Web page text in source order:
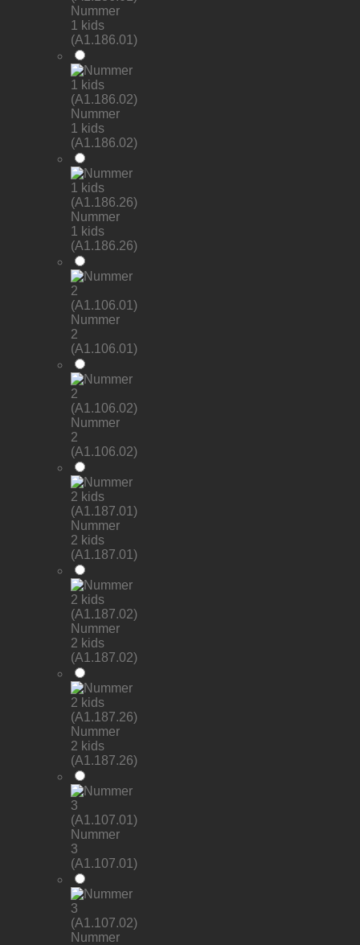
Nummer
1 kids
(A1.186.01)
Nummer
1 kids
(A1.186.02)
Nummer
1 kids
(A1.186.26)
Nummer
2
(A1.106.01)
Nummer
2
(A1.106.02)
Nummer
2 kids
(A1.187.01)
Nummer
2 kids
(A1.187.02)
Nummer
2 kids
(A1.187.26)
Nummer
3
(A1.107.01)
Nummer